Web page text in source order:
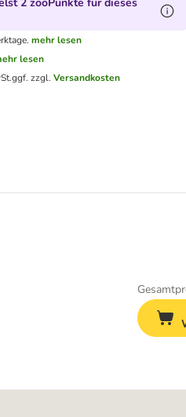
mehr lesen
lesen
ggf. zzgl.Versandkosten